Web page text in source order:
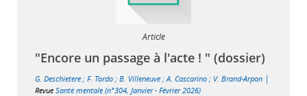
Article
"Encore un passage à l'acte ! " (dossier)
G. Deschietere ; F. Tordo ; B. Villeneuve ;A. Cascarino ; V. Brand-Arpon |
Revue Santé mentale (n°304, Janvier - Février 2026)